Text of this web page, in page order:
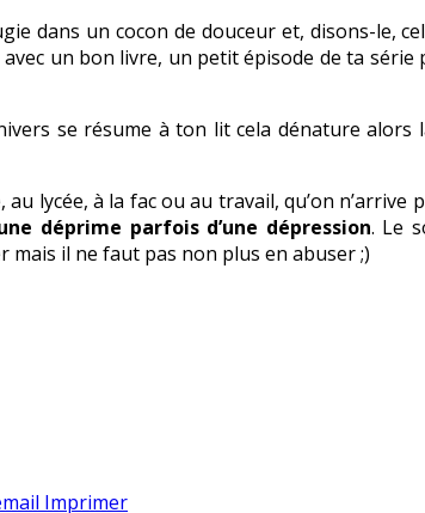
dans un cocon de douceur et, disons-le,
un bon livre, un petit épisode de ta
se résume à ton lit cela dénature alors
lycée, à la fac ou au travail, qu’on n’arrive
déprime parfois d’une dépression. Le
il ne faut pas non plus en abuser ;)
Imprimer